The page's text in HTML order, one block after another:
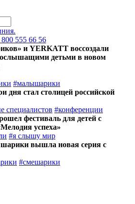
555 66 56
и YERKATT воссоздали
детьми в новом
#малышарики
дня стал столицей российской
специалистов #конференции
фестиваль для детей с
успеха»
#я слышу мир
вышла новая серия с
#смешарики